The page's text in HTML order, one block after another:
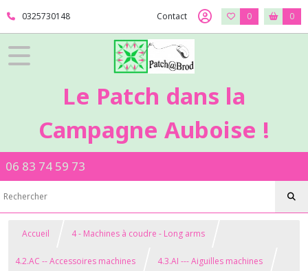
0325730148 Contact 0 0
Le Patch dans la
Campagne Auboise !
06 83 74 59 73
Accueil 4 - Machines à coudre - Long arms
4.2.AC -- Accessoires machines 4.3.AI --- Aiguilles machines